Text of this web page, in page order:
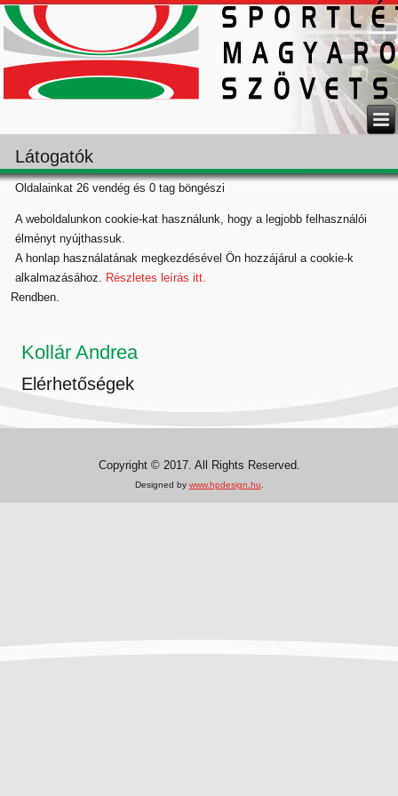
Látogatók
Oldalainkat 26 vendég és 0 tag böngészi
A weboldalunkon cookie-kat használunk, hogy a legjobb felhasználói
élményt nyújthassuk.
A honlap használatának megkezdésével Ön hozzájárul a cookie-k
alkalmazásához. Részletes leírás itt.
Rendben.
Kollár Andrea
Elérhetőségek
Copyright © 2017. All Rights Reserved.
Designed by www.hpdesign.hu